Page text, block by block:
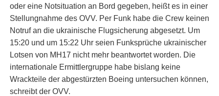
oder eine Notsituation an Bord gegeben, heißt es in einer
Stellungnahme des OVV. Per Funk habe die Crew keinen
Notruf an die ukrainische Flugsicherung abgesetzt. Um
15:20 und um 15:22 Uhr seien Funksprüche ukrainischer
Lotsen von MH17 nicht mehr beantwortet worden. Die
internationale Ermittlergruppe habe bislang keine
Wrackteile der abgestürzten Boeing untersuchen können,
schreibt der OVV.